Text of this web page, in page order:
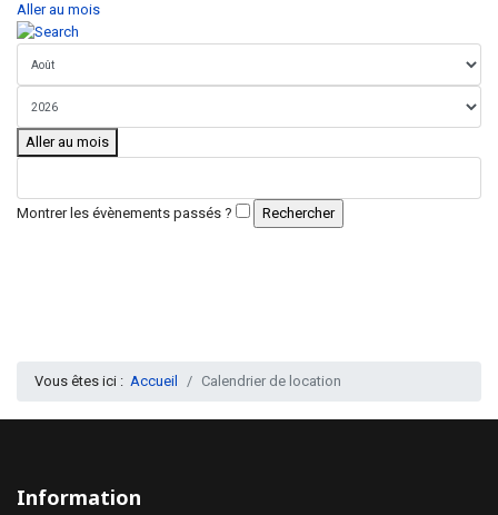
Aller au mois
Aller au mois
Montrer les évènements passés ?
Vous êtes ici : Accueil Calendrier de location
Information